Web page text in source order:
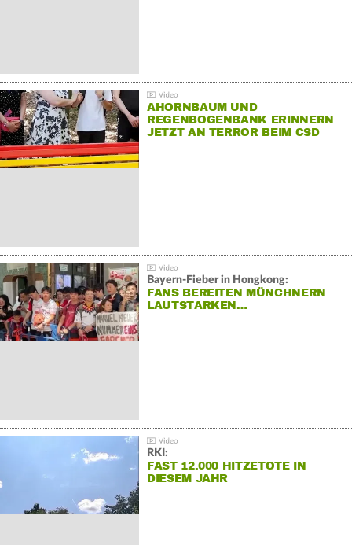
AHORNBAUM UND
REGENBOGENBANK ERINNERN
JETZT AN TERROR BEIM CSD
Bayern-Fieber in Hongkong:
FANS BEREITEN MÜNCHNERN
LAUTSTARKEN…
RKI:
FAST 12.000 HITZETOTE IN
DIESEM JAHR